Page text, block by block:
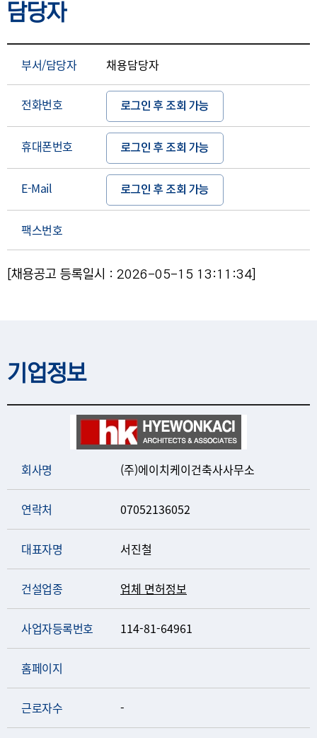
담당자
부서/담당자 채용담당자
전화번호 로그인 후 조회 가능
휴대폰번호 로그인 후 조회 가능
E-Mail 로그인 후 조회 가능
팩스번호
[채용공고 등록일시 : 2026-05-15 13:11:34]
기업정보
회사명 (주)에이치케이건축사사무소
연락처 07052136052
대표자명 서진철
건설업종 업체 면허정보
사업자등록번호 114-81-64961
홈페이지
근로자수 -